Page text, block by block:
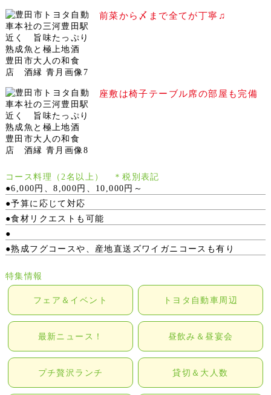
前菜から〆まで全てが丁寧♫
座敷は椅子テーブル席の部屋も完備
コース料理（2名以上） ＊税別表記
●6,000円、8,000円、10,000円～
●予算に応じて対応
●食材リクエストも可能
●
●熟成フグコースや、産地直送ズワイガニコースも有り
特集情報
フェア＆イベント トヨタ自動車周辺
最新ニュース！ 昼飲み＆昼宴会
プチ贅沢ランチ 貸切＆大人数